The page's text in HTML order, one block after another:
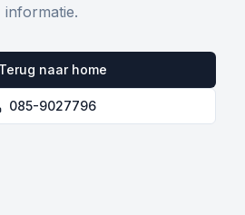
informatie.
Terug naar home
085-9027796